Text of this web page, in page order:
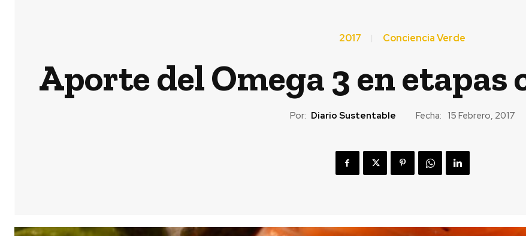
2017 Conciencia Verde
Aporte del Omega 3 en etapas
Por: Diario Sustentable Fecha: 15 Febrero, 2017